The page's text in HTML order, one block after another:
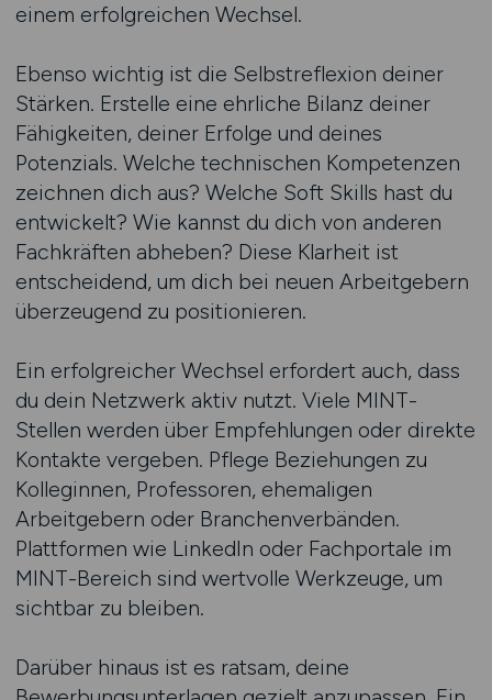
einem erfolgreichen Wechsel.
Ebenso wichtig ist die Selbstreflexion deiner
Stärken. Erstelle eine ehrliche Bilanz deiner
Fähigkeiten, deiner Erfolge und deines
Potenzials. Welche technischen Kompetenzen
zeichnen dich aus? Welche Soft Skills hast du
entwickelt? Wie kannst du dich von anderen
Fachkräften abheben? Diese Klarheit ist
entscheidend, um dich bei neuen Arbeitgebern
überzeugend zu positionieren.
Ein erfolgreicher Wechsel erfordert auch, dass
du dein Netzwerk aktiv nutzt. Viele MINT-
Stellen werden über Empfehlungen oder direkte
Kontakte vergeben. Pflege Beziehungen zu
Kolleginnen, Professoren, ehemaligen
Arbeitgebern oder Branchenverbänden.
Plattformen wie LinkedIn oder Fachportale im
MINT-Bereich sind wertvolle Werkzeuge, um
sichtbar zu bleiben.
Darüber hinaus ist es ratsam, deine